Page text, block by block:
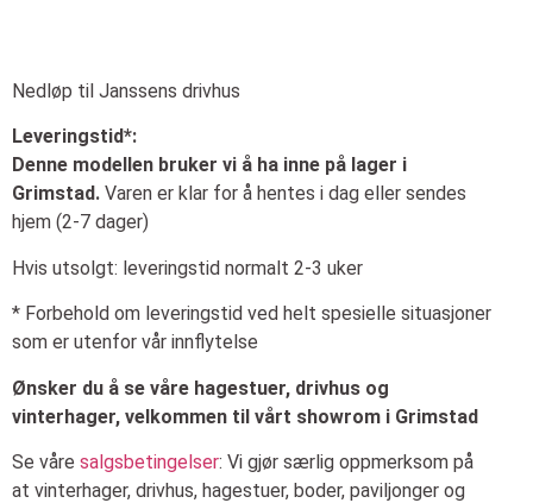
Nedløp til Janssens drivhus
Leveringstid*:
Denne modellen bruker vi å ha inne på lager i
Grimstad. Varen er klar for å hentes i dag eller sendes
hjem (2-7 dager)
Hvis utsolgt: leveringstid normalt 2-3 uker
* Forbehold om leveringstid ved helt spesielle situasjoner
som er utenfor vår innflytelse
Ønsker du å se våre hagestuer, drivhus og
vinterhager, velkommen til vårt showrom i Grimstad
Se våre salgsbetingelser: Vi gjør særlig oppmerksom på
at vinterhager, drivhus, hagestuer, boder, paviljonger og